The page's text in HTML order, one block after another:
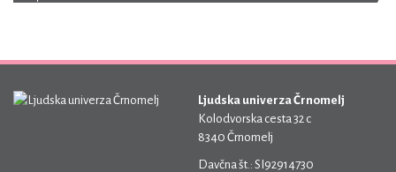
Ljudska univerza Črnomelj
Kolodvorska cesta 32 c
8340 Črnomelj
Davčna št.: SI92914730